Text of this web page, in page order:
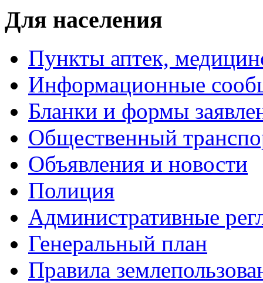
Для населения
Пункты аптек,
Информационные
Бланки и формы
Общественный
Объявления и новости
Полиция
Административные
Генеральный план
Правила